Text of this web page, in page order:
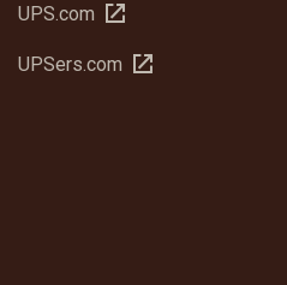
UPS.com Abrir
una
UPSers.com Abrir